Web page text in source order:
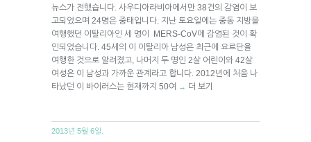
뉴스가 전했습니다. 사우디아라비아에서만 38건의 감염이 보
고되었으며 24명은 중태입니다. 지난 토요일에는 중동 지방을
여행했던 이탈리아인 세 명이 MERS-CoV에 감염된 것이 확
인되었습니다. 45세의 이 이탈리아 남성은 최근에 요르단을
여행한 것으로 알려졌고, 나머지 두 명인 2살 어린이와 42살
여성은 이 남성과 가까운 관계라고 합니다. 2012년에 처음 나
타났던 이 바이러스는 현재까지 50여 → 더 보기
2013년 5월 6일.